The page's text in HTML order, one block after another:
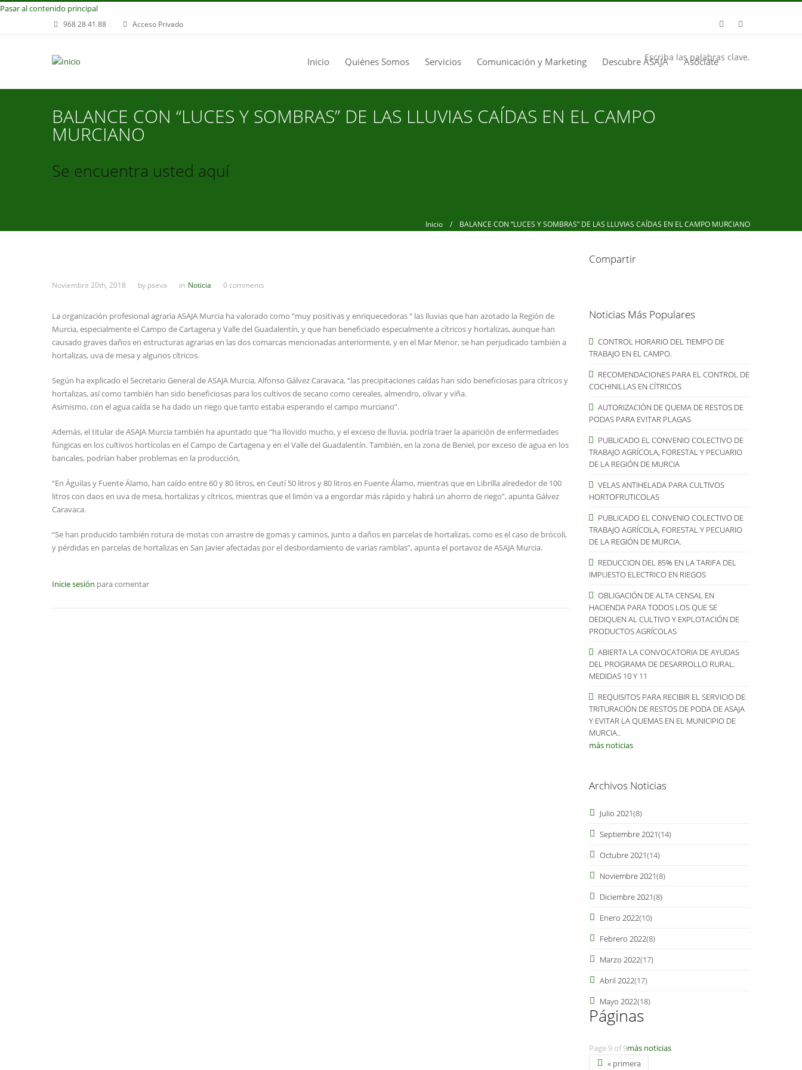
Pasar al contenido principal
968 28 41 88 Acceso Privado
Inicio Quiénes Somos Servicios Comunicación y Marketing Descubre ASAJA Asóciate
Escriba las palabras clave.
BALANCE CON “LUCES Y SOMBRAS” DE LAS LLUVIAS CAÍDAS EN EL CAMPO
MURCIANO
Se encuentra usted aquí
Inicio / BALANCE CON “LUCES Y SOMBRAS” DE LAS LLUVIAS CAÍDAS EN EL CAMPO MURCIANO
Noviembre 20th, 2018 by pseva in Noticia 0 comments
La organización profesional agraria ASAJA Murcia ha valorado como “muy positivas y enriquecedoras “ las lluvias que han azotado la Región de
Murcia, especialmente el Campo de Cartagena y Valle del Guadalentín, y que han beneficiado especialmente a cítricos y hortalizas, aunque han
causado graves daños en estructuras agrarias en las dos comarcas mencionadas anteriormente, y en el Mar Menor, se han perjudicado también a
hortalizas, uva de mesa y algunos cítricos.
Según ha explicado el Secretario General de ASAJA Murcia, Alfonso Gálvez Caravaca, “las precipitaciones caídas han sido beneficiosas para cítricos y
hortalizas, así como también han sido beneficiosas para los cultivos de secano como cereales, almendro, olivar y viña.
Asimismo, con el agua caída se ha dado un riego que tanto estaba esperando el campo murciano”.
Además, el titular de ASAJA Murcia también ha apuntado que “ha llovido mucho, y el exceso de lluvia, podría traer la aparición de enfermedades
fúngicas en los cultivos hortícolas en el Campo de Cartagena y en el Valle del Guadalentín. También, en la zona de Beniel, por exceso de agua en los
bancales, podrían haber problemas en la producción,
“En Águilas y Fuente Álamo, han caído entre 60 y 80 litros, en Ceutí 50 litros y 80 litros en Fuente Álamo, mientras que en Librilla alrededor de 100
litros con daos en uva de mesa, hortalizas y cítricos, mientras que el limón va a engordar más rápido y habrá un ahorro de riego”, apunta Gálvez
Caravaca.
“Se han producido también rotura de motas con arrastre de gomas y caminos, junto a daños en parcelas de hortalizas, como es el caso de brócoli,
y pérdidas en parcelas de hortalizas en San Javier afectadas por el desbordamiento de varias ramblas”, apunta el portavoz de ASAJA Murcia.
Inicie sesión para comentar
Compartir
Noticias Más Populares
CONTROL HORARIO DEL TIEMPO DE
TRABAJO EN EL CAMPO.
RECOMENDACIONES PARA EL CONTROL DE
COCHINILLAS EN CÍTRICOS
AUTORIZACIÓN DE QUEMA DE RESTOS DE
PODAS PARA EVITAR PLAGAS
PUBLICADO EL CONVENIO COLECTIVO DE
TRABAJO AGRÍCOLA, FORESTAL Y PECUARIO
DE LA REGIÓN DE MURCIA
VELAS ANTIHELADA PARA CULTIVOS
HORTOFRUTICOLAS
PUBLICADO EL CONVENIO COLECTIVO DE
TRABAJO AGRÍCOLA, FORESTAL Y PECUARIO
DE LA REGIÓN DE MURCIA.
REDUCCION DEL 85% EN LA TARIFA DEL
IMPUESTO ELECTRICO EN RIEGOS
OBLIGACIÓN DE ALTA CENSAL EN
HACIENDA PARA TODOS LOS QUE SE
DEDIQUEN AL CULTIVO Y EXPLOTACIÓN DE
PRODUCTOS AGRÍCOLAS
ABIERTA LA CONVOCATORIA DE AYUDAS
DEL PROGRAMA DE DESARROLLO RURAL.
MEDIDAS 10 Y 11
REQUISITOS PARA RECIBIR EL SERVICIO DE
TRITURACIÓN DE RESTOS DE PODA DE ASAJA
Y EVITAR LA QUEMAS EN EL MUNICIPIO DE
MURCIA..
más noticias
Archivos Noticias
Julio 2021(8)
Septiembre 2021(14)
Octubre 2021(14)
Noviembre 2021(8)
Diciembre 2021(8)
Enero 2022(10)
Febrero 2022(8)
Marzo 2022(17)
Abril 2022(17)
Mayo 2022(18)
Páginas
Page 9 of 9
« primera
más noticias